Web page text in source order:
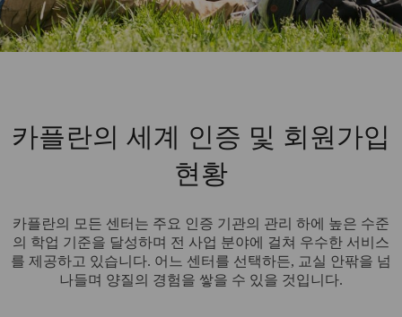
카플란의 세계 인증 및 회원가입
현황
카플란의 모든 센터는 주요 인증 기관의 관리 하에 높은 수준
의 학업 기준을 달성하며 전 사업 분야에 걸쳐 우수한 서비스
를 제공하고 있습니다. 어느 센터를 선택하든, 교실 안팎을 넘
나들며 양질의 경험을 쌓을 수 있을 것입니다.